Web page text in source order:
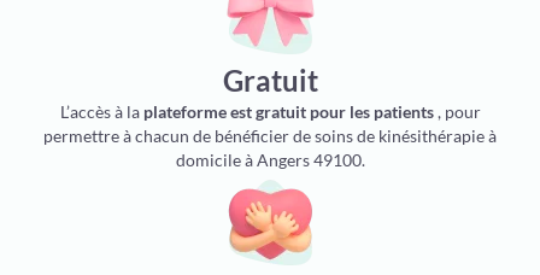
Gratuit
L’accès à la plateforme est gratuit pour les patients, pour
permettre à chacun de bénéficier de soins de kinésithérapie à
domicile à Angers 49100.